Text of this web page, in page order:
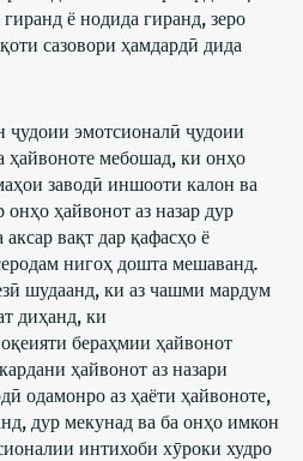
ё нодида гиранд, зеро
сазовори ҳамдардӣ дида
ҷудоии эмотсионалӣ ҷудоии
мебошад, ки онҳо
заводӣ иншооти калон ва
ҳайвонот аз назар дур
вақт дар қафасҳо ё
нигоҳ дошта мешаванд.
шудаанд, ки аз чашми мардум
диҳанд, ки
бераҳмии ҳайвонот
ҳайвонот аз назари
одамонро аз ҳаёти ҳайвоноте,
дур мекунад ва ба онҳо имкон
интихоби хӯроки худро